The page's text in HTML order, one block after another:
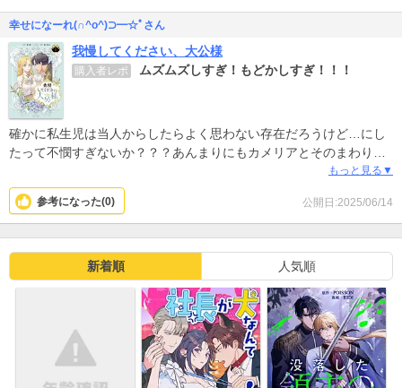
幸せになーれ(∩^o^)⊃━☆ﾟさん
我慢してください、大公様
購入者レポ ムズムズしすぎ！もどかしすぎ！！！
確かに私生児は当人からしたらよく思わない存在だろうけど…にし
たって不憫すぎないか？？？あんまりにもカメリアとそのまわりの
イケメンVS義母と貴族と悪いやつみたいな図過ぎてカメリアが可哀
想すぎるんだよなあ…。あんなに憎悪を向けられて、それでも尚素
直でぽや〜としてそうなカメリアはすごい。内容が濃いし丁寧に書
き込まれてもいるしページ数も特段少ないわけでは無いから物足り
の、お高いなぁ…と思います。いや、イケメンいっぱいいるしｷﾞｭｯｯ
ｯｯと内容詰まってるから面白いんですけどね？もうずっとイアンと
クロードとキーロンに取り囲まれててもどかしいけどね？でもやっ
ぱ皆幸せになって欲しいよわたしは、、表紙もタイトルもそんなド
ロッドロな雰囲気出してないのに！絵柄的にハピエンだろうから読
みますけど！カメリアが幸せにならない話だったら許しませんか
もっと見る▼
公開日:2025/06/14
参考になった(0)
新着順 人気順